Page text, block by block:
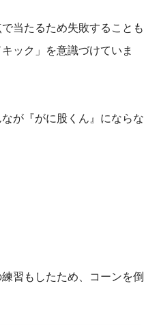
当たるため失敗することも
ック」を意識づけていま
が『がに股くん』にならな
習もしたため、コーンを倒